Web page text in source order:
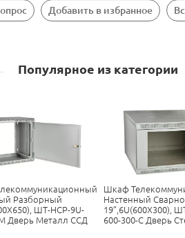
Добавить в избранное
Популярное из категории
Разборный
ШТ-НСР-9U-
Дверь Металл ССД
Шкаф
Настенный
19”,6U(600X300),
600-300-С Дверь